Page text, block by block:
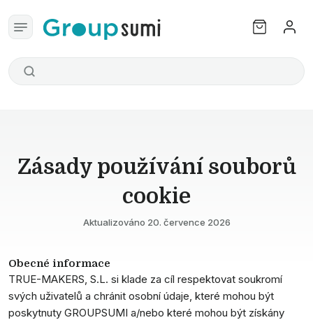
Zásady používání souborů
cookie
Aktualizováno 20. července 2026
Obecné informace
TRUE-MAKERS, S.L. si klade za cíl respektovat soukromí
svých uživatelů a chránit osobní údaje, které mohou být
poskytnuty GROUPSUMI a/nebo které mohou být získány